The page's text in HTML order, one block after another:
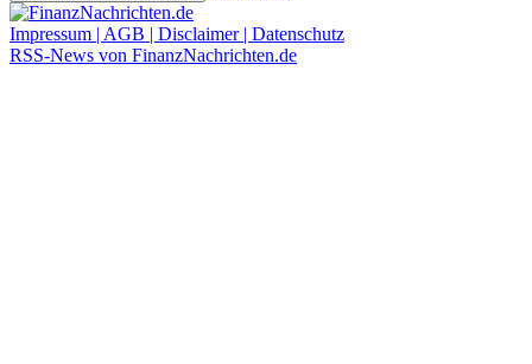
Impressum | AGB | Disclaimer | Datenschutz
RSS-News von FinanzNachrichten.de